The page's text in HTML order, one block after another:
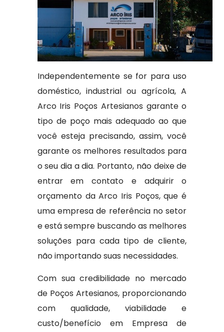
Independentemente se for para uso
doméstico, industrial ou agrícola, A
Arco Iris Poços Artesianos garante o
tipo de poço mais adequado ao que
você esteja precisando, assim, você
garante os melhores resultados para
o seu dia a dia. Portanto, não deixe de
entrar em contato e adquirir o
orçamento da Arco Iris Poços, que é
uma empresa de referência no setor
e está sempre buscando as melhores
soluções para cada tipo de cliente,
não importando suas necessidades.
Com sua credibilidade no mercado
de Poços Artesianos, proporcionando
com qualidade, viabilidade e
custo/benefício em Empresa de